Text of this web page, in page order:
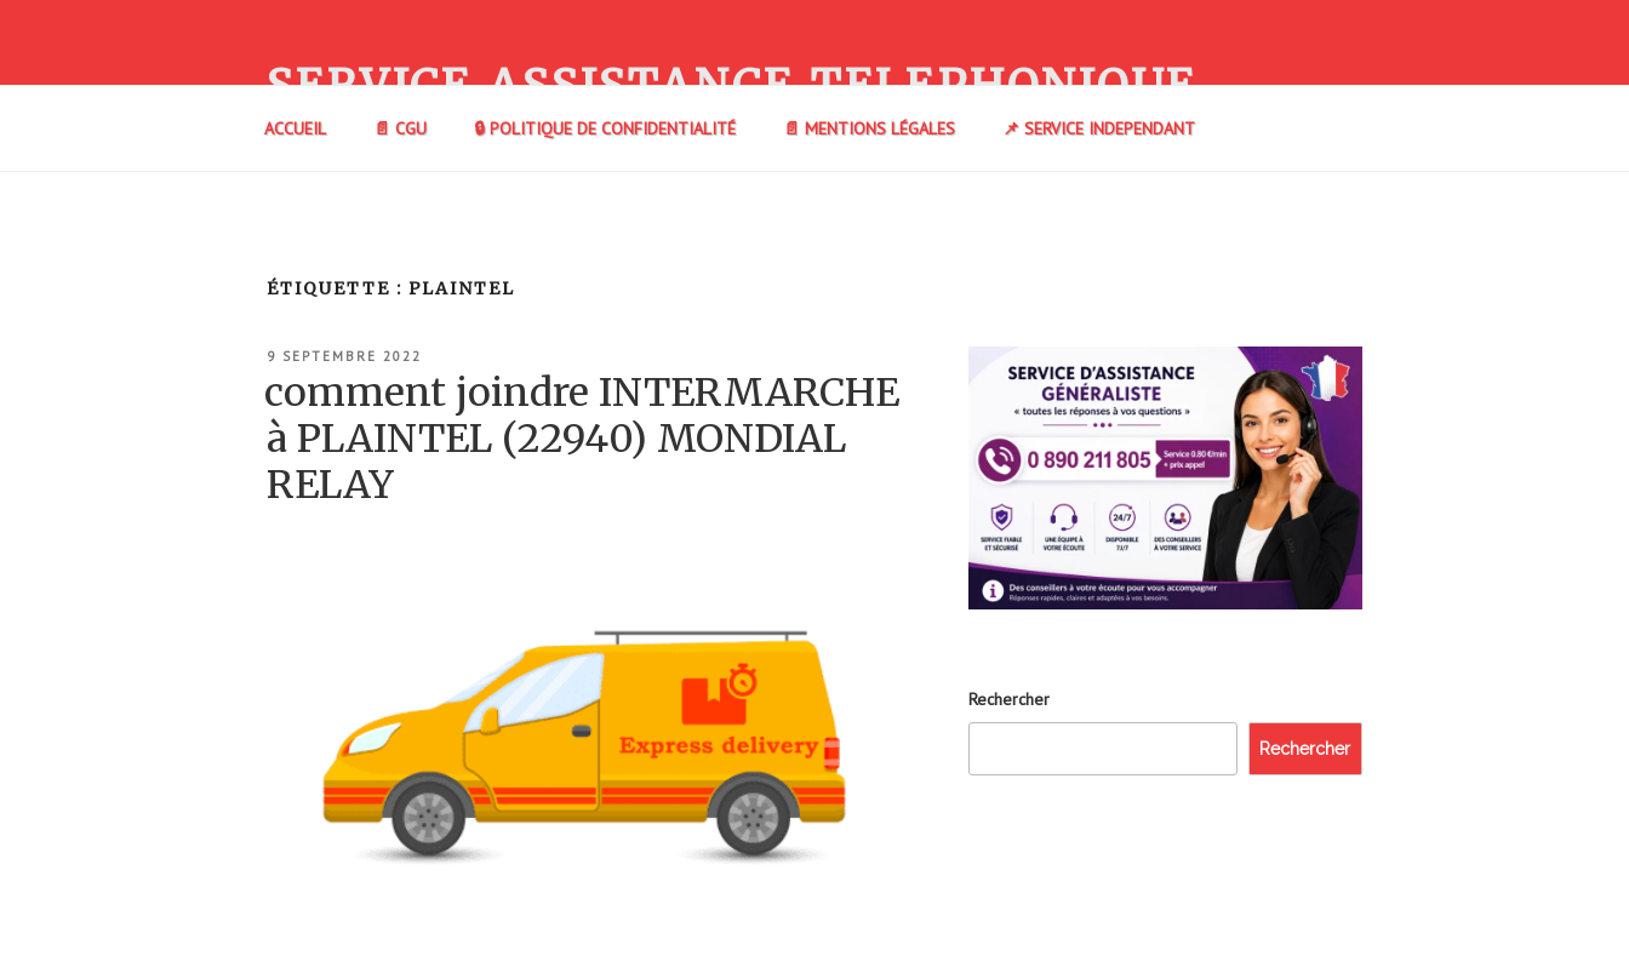
SERVICE ASSISTANCE TELEPHONIQUE
ACCUEIL 📄 CGU 🔒 POLITIQUE DE CONFIDENTIALITÉ 📄 MENTIONS LÉGALES 📌 SERVICE INDEPENDANT
ÉTIQUETTE : PLAINTEL
PUBLIÉ
9 SEPTEMBRE 2022
comment joindre INTERMARCHE
à PLAINTEL (22940) MONDIAL
RELAY
Rechercher
Rechercher